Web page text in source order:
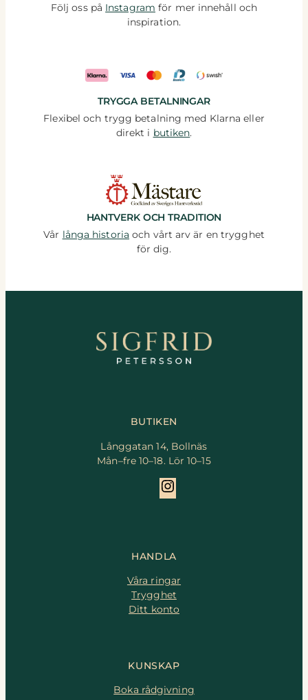
Följ oss på Instagram för mer innehåll och
inspiration.
TRYGGA BETALNINGAR
Flexibel och trygg betalning med Klarna eller
direkt i butiken.
HANTVERK OCH TRADITION
Vår långa historia och vårt arv är en trygghet
för dig.
BUTIKEN
Långgatan 14, Bollnäs
Mån–fre 10–18. Lör 10–15
HANDLA
Våra ringar
Trygghet
Ditt konto
KUNSKAP
Boka rådgivning